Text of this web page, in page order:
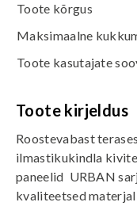
Toote kõrgus
Maksimaalne
Toote kasutajate
Toote kirjeldus
Roostevabast
ilmastikukindla
paneelid  URBAN
kvaliteetsed